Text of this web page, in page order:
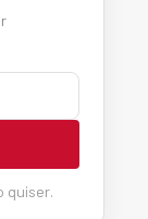
quiser.